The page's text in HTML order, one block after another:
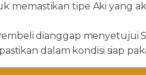
memastikan tipe Aki yang
dianggap
dalam kondisi siap